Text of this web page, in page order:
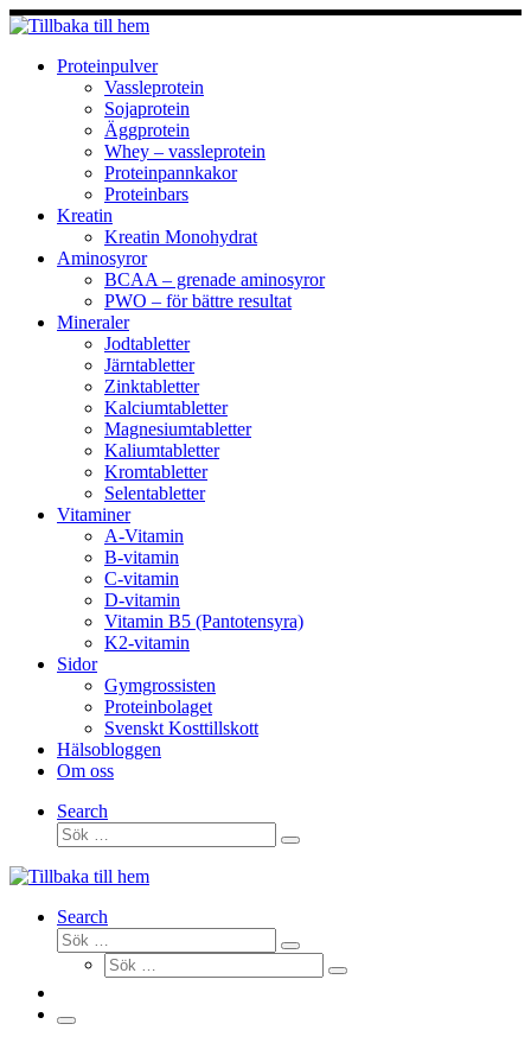
Hoppa
till
innehållProteinpulver
Vassleprotein
Sojaprotein
Äggprotein
Whey – vassleprotein
Proteinpannkakor
Proteinbars
Kreatin
Kreatin Monohydrat
Aminosyror
BCAA – grenade aminosyror
PWO – för bättre resultat
Mineraler
Jodtabletter
Järntabletter
Zinktabletter
Kalciumtabletter
Magnesiumtabletter
Kaliumtabletter
Kromtabletter
Selentabletter
Vitaminer
A-Vitamin
B-vitamin
C-vitamin
D-vitamin
Vitamin B5 (Pantotensyra)
K2-vitamin
Sidor
Gymgrossisten
Proteinbolaget
Svenskt Kosttillskott
Hälsobloggen
Om oss
Search
Sök
Sök
Search
Sök
Sök
Sök
Sök
Meny